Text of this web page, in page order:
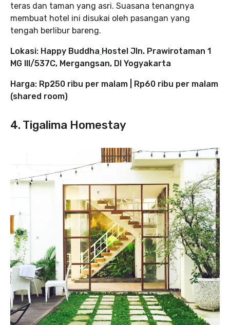
teras dan taman yang asri. Suasana tenangnya
membuat hotel ini disukai oleh pasangan yang
tengah berlibur bareng.
Lokasi: Happy Buddha Hostel Jln. Prawirotaman 1
MG III/537C, Mergangsan, DI Yogyakarta
Harga: Rp250 ribu per malam | Rp60 ribu per malam
(shared room)
4. Tigalima Homestay